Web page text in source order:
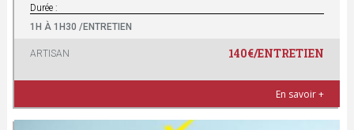
Durée :
1H À 1H30 /ENTRETIEN
ARTISAN 140€/ENTRETIEN
En savoir +